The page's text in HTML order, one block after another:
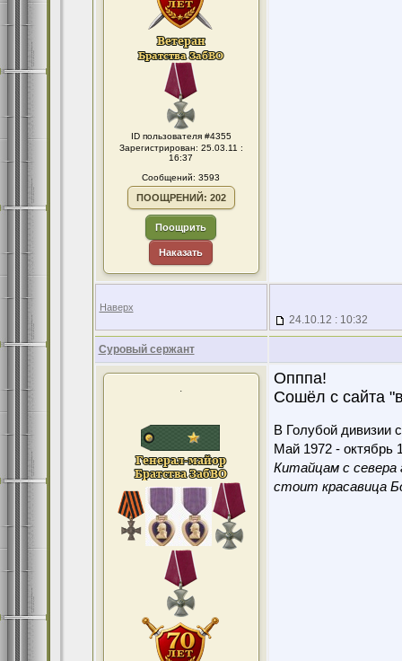
ID пользователя #4355
Зарегистрирован: 25.03.11 :
16:37
Сообщений: 3593
ПООЩРЕНИЙ: 202
Поощрить
Наказать
Наверх
24.10.12 : 10:32
Суровый сержант
.
Опппа!
Сошёл с сайта
В Голубой дивизии
Май 1972 - октябрь
Китайцам с севера
стоит красавица